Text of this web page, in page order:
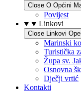
Close O Općini
Povijest
Linkovi
Close Linkovi
Marinski
Turistička
Župa sv.
Osnovna
Dječji vrtić
Kontakti